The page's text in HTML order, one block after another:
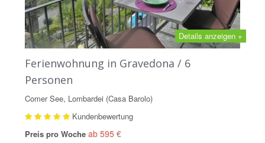
Details anzeigen +
Ferienwohnung in Gravedona / 6
Personen
Comer See, Lombardei (Casa Barolo)
Kundenbewertung
Preis pro Woche ab 595 €